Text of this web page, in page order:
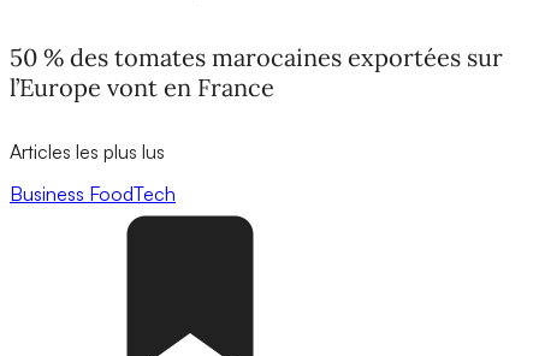
50 % des tomates marocaines exportées sur
l’Europe vont en France
Articles les plus lus
Business FoodTech